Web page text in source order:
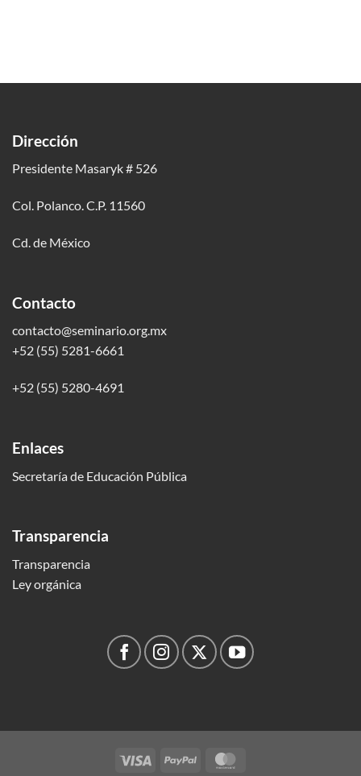
Dirección
Presidente Masaryk # 526
Col. Polanco. C.P. 11560
Cd. de México
Contacto
contacto@seminario.org.mx
+52 (55) 5281-6661
+52 (55) 5280-4691
Enlaces
Secretaría de Educación Pública
Transparencia
Transparencia
Ley orgánica